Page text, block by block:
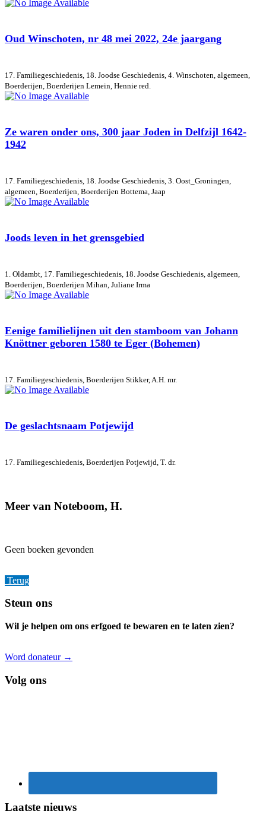
Oud Winschoten, nr 48 mei 2022, 24e jaargang
17. Familiegeschiedenis, 18. Joodse Geschiedenis, 4. Winschoten, algemeen,
Boerderijen, Boerderijen Lemein, Hennie red.
Ze waren onder ons, 300 jaar Joden in Delfzijl 1642-
1942
17. Familiegeschiedenis, 18. Joodse Geschiedenis, 3. Oost_Groningen,
algemeen, Boerderijen, Boerderijen Bottema, Jaap
Joods leven in het grensgebied
1. Oldambt, 17. Familiegeschiedenis, 18. Joodse Geschiedenis, algemeen,
Boerderijen, Boerderijen Mihan, Juliane Irma
Eenige familielijnen uit den stamboom van Johann
Knöttner geboren 1580 te Eger (Bohemen)
17. Familiegeschiedenis, Boerderijen Stikker, A.H. mr.
De geslachtsnaam Potjewijd
17. Familiegeschiedenis, Boerderijen Potjewijd, T. dr.
Meer van Noteboom, H.
Geen boeken gevonden
Terug
Footer
Steun ons
Wil je helpen om ons erfgoed te bewaren en te laten zien?
Word donateur →
Volg ons
Laatste nieuws